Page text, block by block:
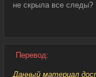
не скрыла все следы?
Перевод:
Данный материал